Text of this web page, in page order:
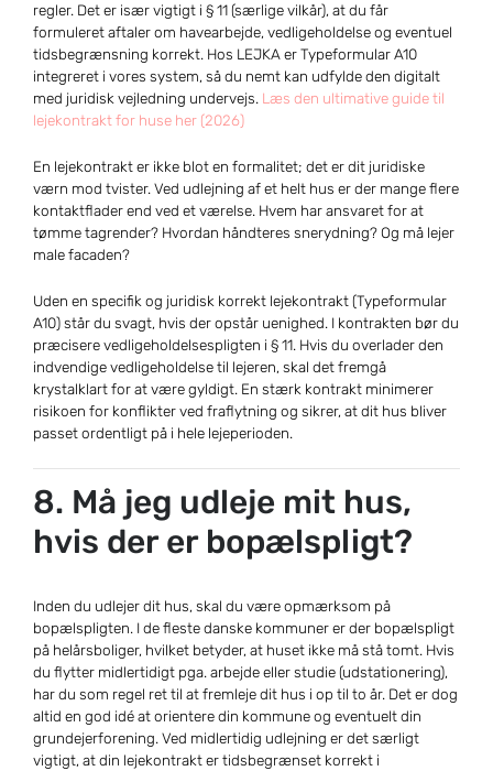
regler. Det er især vigtigt i § 11 (særlige vilkår), at du får
formuleret aftaler om havearbejde, vedligeholdelse og eventuel
tidsbegrænsning korrekt. Hos LEJKA er Typeformular A10
integreret i vores system, så du nemt kan udfylde den digitalt
med juridisk vejledning undervejs. Læs den ultimative guide til
lejekontrakt for huse her (2026)
En lejekontrakt er ikke blot en formalitet; det er dit juridiske
værn mod tvister. Ved udlejning af et helt hus er der mange flere
kontaktflader end ved et værelse. Hvem har ansvaret for at
tømme tagrender? Hvordan håndteres snerydning? Og må lejer
male facaden?
Uden en specifik og juridisk korrekt lejekontrakt (Typeformular
A10) står du svagt, hvis der opstår uenighed. I kontrakten bør du
præcisere vedligeholdelsespligten i § 11. Hvis du overlader den
indvendige vedligeholdelse til lejeren, skal det fremgå
krystalklart for at være gyldigt. En stærk kontrakt minimerer
risikoen for konflikter ved fraflytning og sikrer, at dit hus bliver
passet ordentligt på i hele lejeperioden.
8. Må jeg udleje mit hus,
hvis der er bopælspligt?
Inden du udlejer dit hus, skal du være opmærksom på
bopælspligten. I de fleste danske kommuner er der bopælspligt
på helårsboliger, hvilket betyder, at huset ikke må stå tomt. Hvis
du flytter midlertidigt pga. arbejde eller studie (udstationering),
har du som regel ret til at fremleje dit hus i op til to år. Det er dog
altid en god idé at orientere din kommune og eventuelt din
grundejerforening. Ved midlertidig udlejning er det særligt
vigtigt, at din lejekontrakt er tidsbegrænset korrekt i